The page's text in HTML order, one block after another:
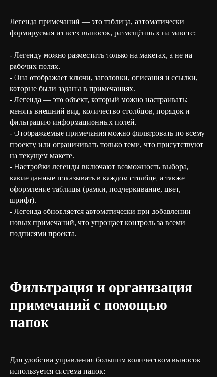
Легенда примечаний — это таблица, автоматически
формируемая из всех выносок, размещённых на макете:
- Легенду можно разместить только на макетах, а не на
рабочих полях.
- Она отображает ключи, заголовки, описания и ссылки,
которые были заданы в примечаниях.
- Легенда — это объект, который можно настраивать:
менять внешний вид, количество столбцов, порядок и
фильтрацию информационных полей.
- Отображаемые примечания можно фильтровать по всему
проекту или ограничивать только теми, что присутствуют
на текущем макете.
- Настройки легенды включают возможность выбора,
какие данные показывать в каждом столбце, а также
оформление таблицы (рамки, подчеркивание, цвет,
шрифт).
- Легенда обновляется автоматически при добавлении
новых примечаний, что упрощает контроль за всеми
подписями проекта.
Фильтрация и организация
примечаний с помощью
папок
Для удобства управления большим количеством выносок
используется система папок: